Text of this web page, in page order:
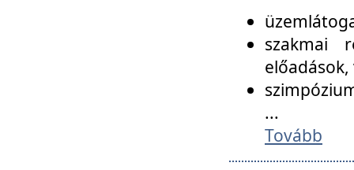
szakmai
...
Tovább